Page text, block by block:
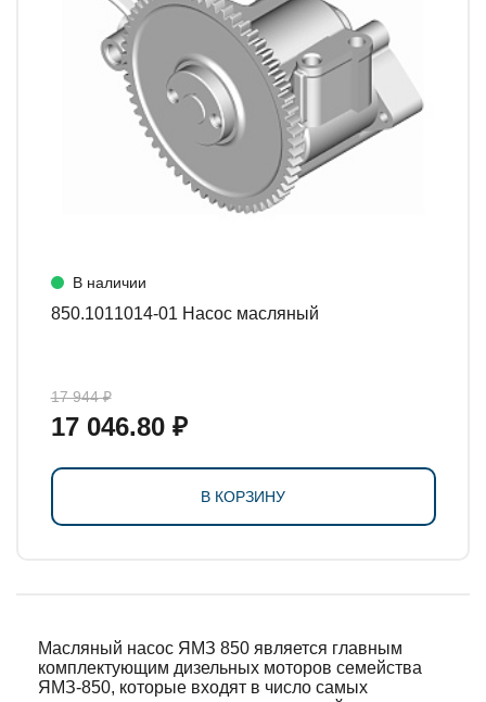
В наличии
850.1011014-01 Насос масляный
17 944 ₽
17 046.80 ₽
В КОРЗИНУ
Масляный насос ЯМЗ 850 является главным
комплектующим дизельных моторов семейства
ЯМЗ-850, которые входят в число самых